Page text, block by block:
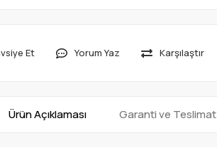
Et Yorum Yaz Karşılaştır
Ürün Açıklaması Garanti ve Teslimat